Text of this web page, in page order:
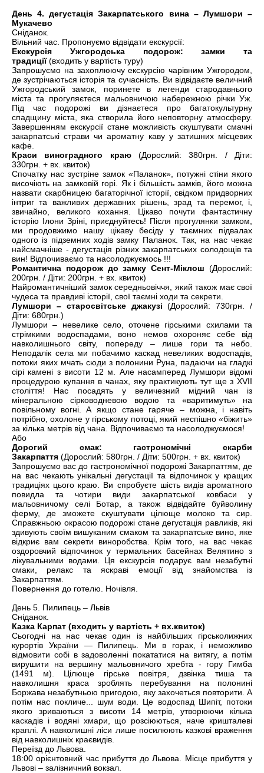
День 4. дегустація Закарпатського вина – Лумшори –
Мукачево
Сніданок.
Вільний час. Пропонуємо відвідати екскурсії:
Екскурсія Ужгородська подорож: замки та
традиції(входить у вартість туру)
Запрошуємо на захоплюючу екскурсію чарівним Ужгородом,
де зустрічаються історія та сучасність. Ви відвідаєте величний
Ужгородський замок, поринете в легенди стародавнього
міста та прогуляєтеся мальовничою набережною річки Уж.
Під час подорожі ви дізнаєтеся про багатокультурну
спадщину міста, яка створила його неповторну атмосферу.
Завершенням екскурсії стане можливість скуштувати смачні
закарпатські страви чи ароматну каву у затишних місцевих
кафе.
Краси виноградного краю(Дорослий: 380грн. / Діти:
330грн. + вх. квиток)
Спочатку нас зустріне замок «Паланок», потужні стіни якого
височіють на замковій горі. Як і більшість замків, його можна
назвати скарбницею багаторічної історії, свідком придворних
інтриг та важливих державних рішень, зрад та перемог, і,
звичайно, великого кохання. Цікаво почути фантастичну
історію Ілони Зріні, приєднуйтесь! Після прогулянки замком,
ми продовжимо нашу цікаву бесіду у таємних підвалах
одного із підземних ходів замку Паланок. Так, на нас чекає
найсмачніше - дегустація різних закарпатських солодощів та
вин! Відпочиваємо та насолоджуємось !!!
Романтична подорож до замку Сент-Міклош (Дорослий:
200грн. / Діти: 200грн. + вх. квиток)
Найромантичніший замок середньовіччя, який також має свої
чудеса та правдиві історії, свої таємні ходи та секрети.
Лумшори – старосвітське джакузі (Дорослий: 730грн. /
Діти: 680грн.)
Лумшори – невелике село, оточене гірськими схилами та
стрімкими водоспадами, воно немов охороняє себе від
навколишнього світу, попереду – лише гори та небо.
Неподалік села ми побачимо каскад невеликих водоспадів,
потоки яких мчать сюди з полонини Руна, падаючи на гладкі
сірі камені з висоти 12 м. Але насамперед Лумшори відомі
процедурою купання в чанах, яку практикують тут ще з XVII
століття! Нас посадять у величезний мідний чан із
мінеральною сірководневою водою та «варитимуть» на
повільному вогні. А якщо стане гаряче – можна, і навіть
потрібно, охолоне у гірському потоці, який неспішно «біжить»
за кілька метрів від чана. Відпочиваємо та насолоджуємося!
Або
Дорогий смак: гастрономічні скарби
Закарпаття (Дорослий: 580грн. / Діти: 500грн. + вх. квиток)
Запрошуємо вас до гастрономічної подорожі Закарпаттям, де
на вас чекають унікальні дегустації та відпочинок у кращих
традиціях цього краю. Ви спробуєте шість видів ароматного
повидла та чотири види закарпатської ковбаси у
мальовничому селі Ботар, а також відвідайте буйволину
ферму, де зможете скуштувати цілюще молоко та сир.
Справжньою окрасою подорожі стане дегустація равликів, які
здивують своїм вишуканим смаком та закарпатське вино, яке
відкриє вам секрети виноробства. Крім того, на вас чекає
оздоровчий відпочинок у термальних басейнах Велятино з
лікувальними водами. Ця екскурсія подарує вам незабутні
смаки, релакс та яскраві емоції від знайомства із
Закарпаттям.
Повернення до готелю. Ночівля.
День 5. Пилипець – Львів
Сніданок.
Казка Карпат (входить у вартість + вх.квиток)
Сьогодні на нас чекає один із найбільших гірськолижних
курортів України — Пилипець. Ми в горах, і неможливо
відмовити собі в задоволенні покататися на витягу, а потім
вирушити на вершину мальовничого хребта - гору Гимба
(1491 м). Цілюще гірське повітря, дзвінка тиша та
навколишня краса зроблять перебування на полонині
Боржава незабутньою пригодою, яку захочеться повторити. А
потім нас покличе... шум води. Це водоспад Шипіт, потоки
якого зриваються з висоти 14 метрів, утворюючи кілька
каскадів і водяні хмари, що розсіюються, наче кришталеві
краплі. А навколишні ліси лише посилюють казкові враження
від навколишніх краєвидів.
Переїзд до Львова.
18:00 орієнтовний час прибуття до Львова. Місце прибуття у
Львові – залізничний вокзал.